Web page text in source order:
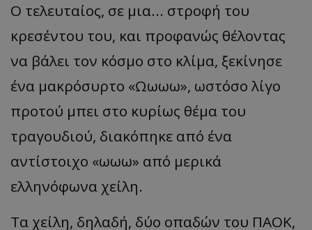
Ο τελευταίος, σε μια... στροφή του
κρεσέντου του, και προφανώς θέλοντας
να βάλει τον κόσμο στο κλίμα, ξεκίνησε
ένα μακρόσυρτο «Ωωωω», ωστόσο λίγο
προτού μπει στο κυρίως θέμα του
τραγουδιού, διακόπηκε από ένα
αντίστοιχο «ωωω» από μερικά
ελληνόφωνα χείλη.
Τα χείλη, δηλαδή, δύο οπαδών του ΠΑΟΚ,